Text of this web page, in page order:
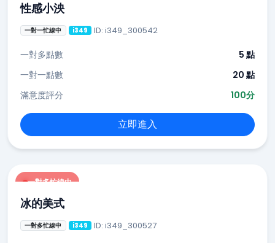
性感小泱
一對一忙線中 i349 ID: i349_300542
一對多點數
5 點
一對一點數
20 點
滿意度評分
100分
立即進入
一對多忙線中
冰的美式
一對多忙線中 i349 ID: i349_300527